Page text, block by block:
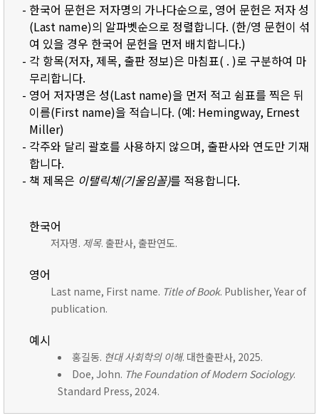
- 한국어 문헌은 저자명의 가나다순으로, 영어 문헌은 저자 성
(Last name)의 알파벳순으로 정렬합니다. (한/영 문헌이 섞
여 있을 경우 한국어 문헌을 먼저 배치합니다.)
- 각 항목(저자, 제목, 출판 정보)은 마침표( . )로 구분하여 마
무리합니다.
- 영어 저자명은 성(Last name)을 먼저 적고 쉼표를 찍은 뒤
이름(First name)을 적습니다. (예: Hemingway, Ernest
Miller)
- 각주와 달리 괄호를 사용하지 않으며, 출판사와 연도만 기재
합니다.
- 책 제목은 이탤릭체(기울임꼴)를 적용합니다.
한국어
저자명. 제목. 출판사, 출판연도.
영어
Last name, First name. Title of Book. Publisher, Year of
publication.
예시
홍길동. 현대 사회학의 이해. 대한출판사, 2025.
Doe, John. The Foundation of Modern Sociology.
Standard Press, 2024.